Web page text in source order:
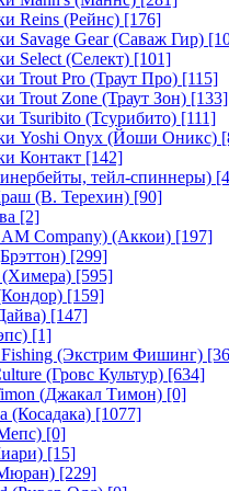
Reins (Рейнс) [176]
Savage Gear (Саваж Гир)
Select (Селект) [101]
Trout Pro (Траут Про) [115]
Trout Zone (Траут Зон) [133]
Tsuribito (Тсурибито) [111]
Yoshi Onyx (Йоши Оникс)
Контакт [142]
тейл-спиннеры)
(В. Терехин) [90]
[2]
Company) (Аккои) [197]
[299]
(Химера) [595]
[159]
[147]
[1]
Fishing (Экстрим Фишинг)
(Гровс Культур) [634]
(Джакал Тимон) [0]
(Косадака) [1077]
[0]
[15]
[229]